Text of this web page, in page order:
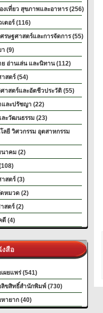
งเที่ยว สุขภาพและอาหาร (256)
ตอร์ (116)
ศรษฐศาสตร์และการจัดการ (55)
(9)
อ่านเล่น และนิทาน (112)
สตร์ (54)
าสตร์และอัตชีวประวัติ (55)
ละปรัชญา (22)
ะวัฒนธรรม (23)
ลยี วิศวกรรม อุตสาหกรรม
าคม (2)
สตร์ (3)
หมวด (2)
สตร์ (2)
ดี (4)
สือ
ผยแพร่ (541)
ขสิทธิ์สำนักพิมพ์ (730)
ายาก (40)